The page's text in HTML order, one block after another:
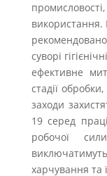
використання.
суворі
ефективне
стадії
заходи
19 серед
робочої
харчування та